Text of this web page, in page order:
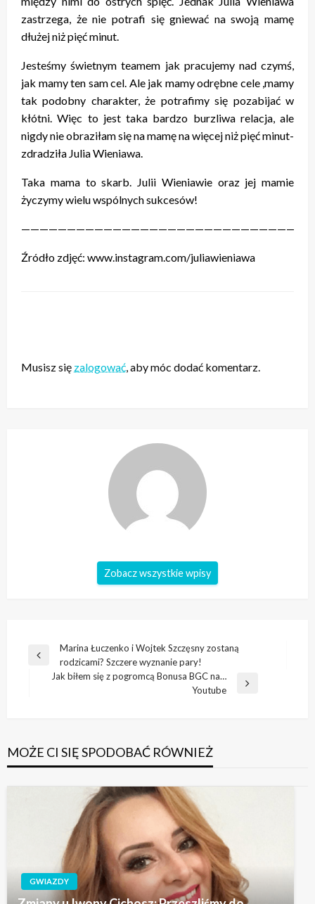
zastrzega, że nie potrafi się gniewać na swoją mamę
dłużej niż pięć minut.
Jesteśmy świetnym teamem jak pracujemy nad czymś,
jak mamy ten sam cel. Ale jak mamy odrębne cele ,mamy
tak podobny charakter, że potrafimy się pozabijać w
kłótni. Więc to jest taka bardzo burzliwa relacja, ale
nigdy nie obraziłam się na mamę na więcej niż pięć minut-
zdradziła Julia Wieniawa.
Taka mama to skarb. Julii Wieniawie oraz jej mamie
życzymy wielu wspólnych sukcesów!
Źródło zdjęć: www.instagram.com/juliawieniawa
Musisz się zalogować, aby móc dodać komentarz.
Zobacz wszystkie wpisy
Nawigacja
wpisu
Poprzedni
Marina Łuczenko i Wojtek Szczęsny zostaną
rodzicami? Szczere wyznanie pary!
Jak biłem się z pogromcą Bonusa BGC na…
Youtube
MOŻE CI SIĘ SPODOBAĆ RÓWNIEŻ
GWIAZDY